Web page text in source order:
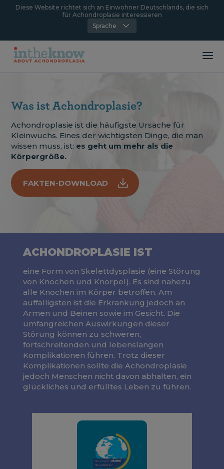
Diese Website richtet sich an Einwohner Deutschlands, die sich
für Achondroplasie interessieren
Sprache
Was ist Achondroplasie?
Achondroplasie ist die häufigste Ursache für
Kleinwuchs. Eines der wichtigsten Dinge, die man
wissen muss, ist: es geht um mehr als die
Körpergröße.
FAKTEN-DOWNLOAD
ACHONDROPLASIE IST
eine Form von Skelettdysplasie (eine Störung
von Knochen und Knorpel). Es sind nahezu
alle Knochen im Körper betroffen. Am
auffälligsten ist die Erkrankung jedoch an
Armen und Beinen sowie im Gesicht. Die
umfangreichen Auswirkungen dieser
Störung können zu schweren,
fortschreitenden und lebenslangen
Komplikationen führen. Trotz dieser
Komplikationen sollte die Achondroplasie
jedoch Menschen nicht davon abhalten, ein
glückliches und erfülltes Leben zu führen.